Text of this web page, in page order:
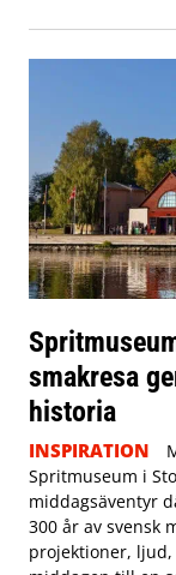
smakresa
historia
INSPIRATION
Spritmuseum i
middagsäventyr
300 år av svensk
projektioner,